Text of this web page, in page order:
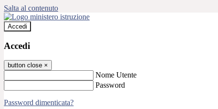
Salta al contenuto
Accedi
Accedi
button close ×
Nome Utente
Password
Password dimenticata?